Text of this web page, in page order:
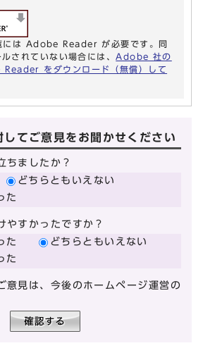
には Adobe Reader が必要です。同
されていない場合には、 Adobe 社の
をダウンロード（無償）して
してご意見をお聞かせください
ちましたか？
どちらともいえない
た
やすかったですか？
た
どちらともいえない
た
意見は、今後のホームページ運営の